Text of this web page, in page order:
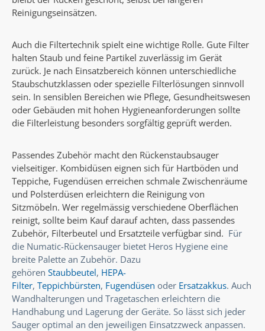
Reinigungseinsätzen.
Auch die Filtertechnik spielt eine wichtige Rolle. Gute Filter
halten Staub und feine Partikel zuverlässig im Gerät
zurück. Je nach Einsatzbereich können unterschiedliche
Staubschutzklassen oder spezielle Filterlösungen sinnvoll
sein. In sensiblen Bereichen wie Pflege, Gesundheitswesen
oder Gebäuden mit hohen Hygieneanforderungen sollte
die Filterleistung besonders sorgfältig geprüft werden.
Passendes Zubehör macht den Rückenstaubsauger
vielseitiger. Kombidüsen eignen sich für Hartböden und
Teppiche, Fugendüsen erreichen schmale Zwischenräume
und Polsterdüsen erleichtern die Reinigung von
Sitzmöbeln. Wer regelmässig verschiedene Oberflächen
reinigt, sollte beim Kauf darauf achten, dass passendes
Zubehör, Filterbeutel und Ersatzteile verfügbar sind. Für
die Numatic-Rückensauger bietet Heros Hygiene eine
breite Palette an Zubehör. Dazu
gehören Staubbeutel, HEPA-
Filter, Teppichbürsten, Fugendüsen oder Ersatzakkus. Auch
Wandhalterungen und Tragetaschen erleichtern die
Handhabung und Lagerung der Geräte. So lässt sich jeder
Sauger optimal an den jeweiligen Einsatzzweck anpassen.